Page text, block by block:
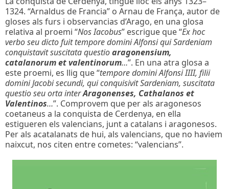
1324. “Arnaldus de Francia” o Arnau de França, autor de
gloses als furs i observancias d’Arago, en una glosa
relativa al proemi “Nos Iacobus” escrigue que “Ex hoc
verbo seu dicto fuit tempore domini Alfonsi qui Sardeniam
conquistavit suscitata questioaragonensium,
catalanorum et valentinorum…”. En una atra glosa a
este proemi, es llig que “tempore domini Alfonsi IIII, filii
domini Jacobi secundi, qui conquisivit Sardeniam, suscitata
questio seu orta interAragonenses, Cathalanos et
Valentinos…”. Comprovem que per als aragonesos
coetaneus a la conquista de Cerdenya, en ella
estigueren els valencians, junt a catalans i aragonesos.
Per als acatalanats de hui, als valencians, que no haviem
naixcut, nos citen entre cometes: “valencians”.